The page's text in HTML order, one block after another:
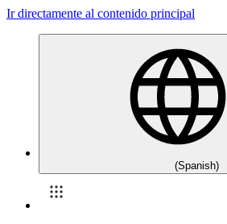
Ir directamente al contenido principal
(Spanish)